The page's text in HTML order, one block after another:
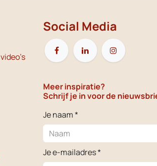
Social Media
Meer inspiratie?
Schrijf je in voor de
Je naam *
Je e-mailadres *